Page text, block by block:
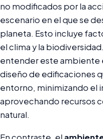
no modificados por la
escenario en el que se
planeta. Esto incluye
el clima y la
entender este ambiente
diseño de edificaciones
entorno, minimizando el
aprovechando recursos
natural.